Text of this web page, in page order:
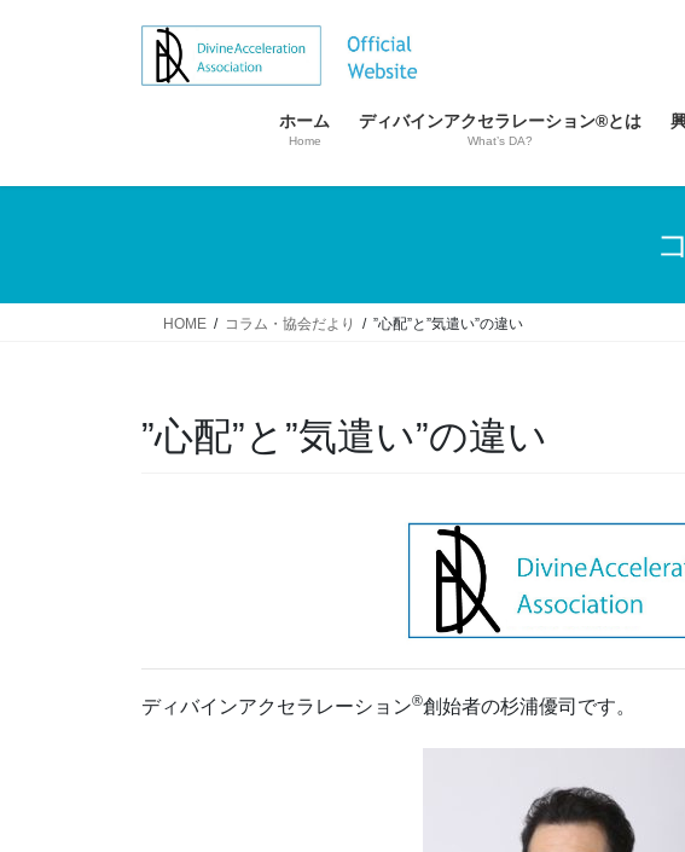
ス
ン
ホーム
Home
ディバインアクセラレーション®とは
What’s DA?
HOME コラム・協会だより ”心配”と”気遣い”の違い
”心配”と”気遣い”の違い
ディバインアクセラレーション®創始者の杉浦優司です。